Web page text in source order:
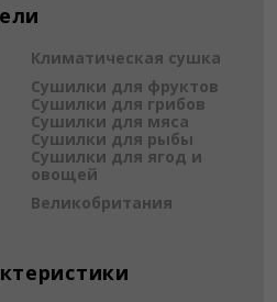
Климатическая сушка
Сушилки для фруктов
Сушилки для грибов
Сушилки для мяса
Сушилки для рыбы
Сушилки для ягод и
овощей
Великобритания